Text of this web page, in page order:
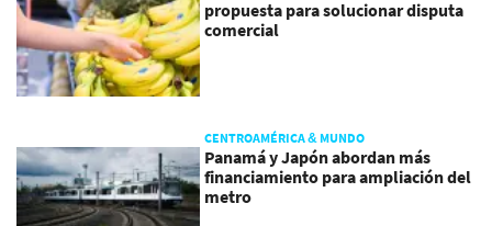
propuesta para solucionar disputa
comercial
CENTROAMÉRICA & MUNDO
Panamá y Japón abordan más
financiamiento para ampliación del
metro